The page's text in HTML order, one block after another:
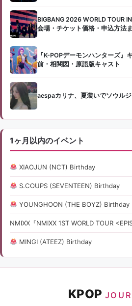
BIGBANG 2026 WORLD TOUR
会場・チケット価格・申込方法
『K-POPデーモンハンターズ』
前・相関図・原語版キャスト
aespaカリナ、夏装いでソウル
1ヶ月以内のイベント
XIAOJUN (NCT) Birthday
S.COUPS (SEVENTEEN) Birthday
YOUNGHOON (THE BOYZ) Birthday
MINGI (ATEEZ) Birthday
KPOP